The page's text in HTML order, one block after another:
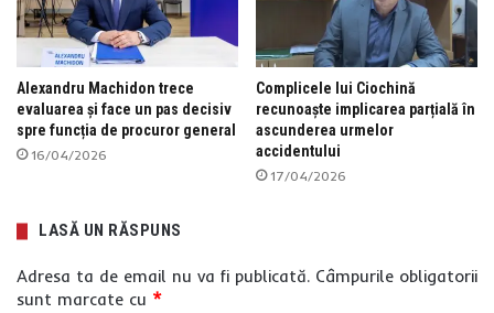
Alexandru Machidon trece
evaluarea și face un pas decisiv
spre funcția de procuror general
16/04/2026
Complicele lui Ciochină
recunoaște implicarea parțială în
ascunderea urmelor
accidentului
17/04/2026
LASĂ UN RĂSPUNS
Adresa ta de email nu va fi publicată. Câmpurile obligatorii
sunt marcate cu *